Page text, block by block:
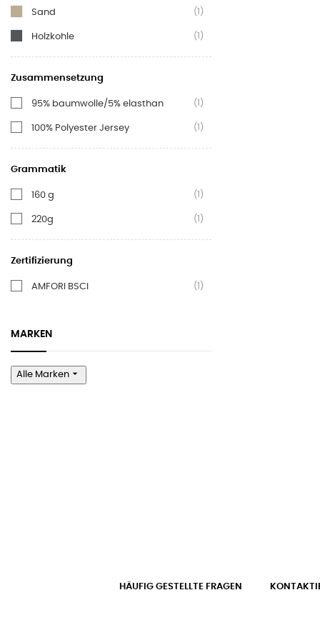
Sand (1)
Holzkohle (1)
Zusammensetzung
95% baumwolle/5% elasthan (1)
100% Polyester Jersey (1)
Grammatik
160 g (1)
220g (1)
Zertifizierung
AMFORI BSCI (1)
MARKEN
Alle Marken arrow_drop_down
HÄUFIG GESTELLTE FRAGEN